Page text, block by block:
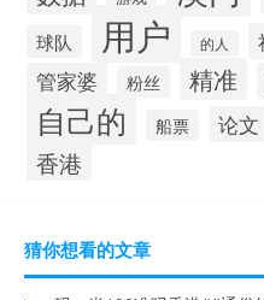
球队
用户 的人
管家婆 粉丝 精准
自己的 船票 论文
香港
猜你想看的文章